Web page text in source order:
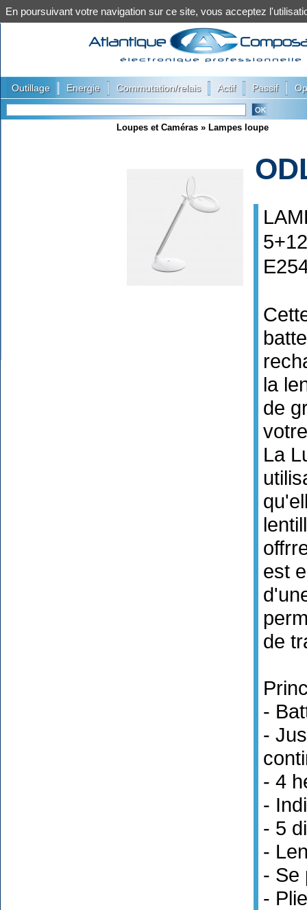
Outillage Energie Commutation/relais Actif Passif
Loupes et Caméras » Lampes loupe
la
de
La
est
de
-
-
- 4
-
- 5
-
- Se
-
En poursuivant votre navigation sur ce site, vous acceptez